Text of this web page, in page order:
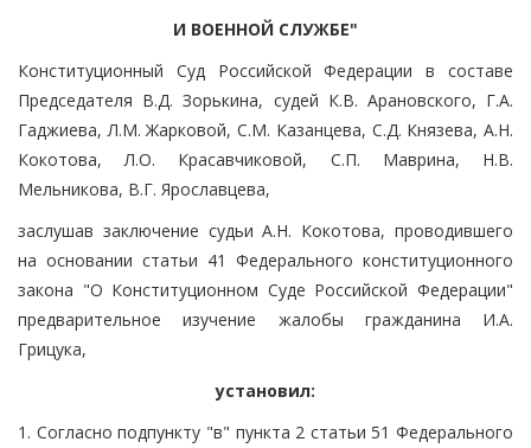
И ВОЕННОЙ СЛУЖБЕ"
Конституционный Суд Российской Федерации в составе
Председателя В.Д. Зорькина, судей К.В. Арановского, Г.А.
Гаджиева, Л.М. Жарковой, С.М. Казанцева, С.Д. Князева, А.Н.
Кокотова, Л.О. Красавчиковой, С.П. Маврина, Н.В.
Мельникова, В.Г. Ярославцева,
заслушав заключение судьи А.Н. Кокотова, проводившего
на основании статьи 41 Федерального конституционного
закона "О Конституционном Суде Российской Федерации"
предварительное изучение жалобы гражданина И.А.
Грицука,
установил:
1. Согласно подпункту "в" пункта 2 статьи 51 Федерального